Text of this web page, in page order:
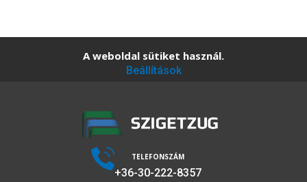
A weboldal sütiket használ.
Beállítások
TELEFONSZÁM
+36-30-222-8357